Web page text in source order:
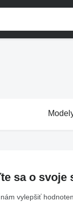
sa o svoje
vylepšiť